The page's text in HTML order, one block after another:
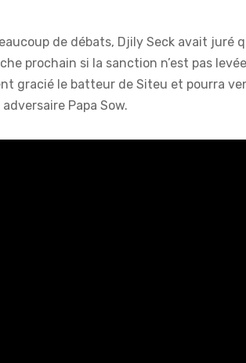
de débats, Djily Seck avait juré
prochain si la sanction n’est pas
gracié le batteur de Siteu et pourra
Papa Sow.